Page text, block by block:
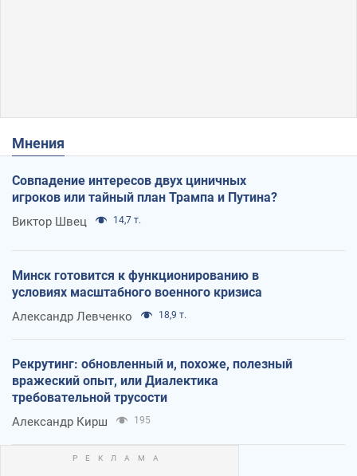
Мнения
Совпадение интересов двух циничных
игроков или тайный план Трампа и Путина?
Виктор Швец 14,7 т.
Минск готовится к функционированию в
условиях масштабного военного кризиса
Александр Левченко 18,9 т.
Рекрутинг: обновленный и, похоже, полезный
вражеский опыт, или Диалектика
требовательной трусости
Александр Кирш 195